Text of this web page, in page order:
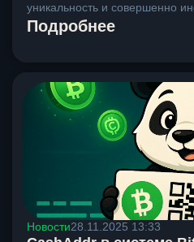
уникальность и совершенно
Подробнее
Новости28.11.2025 13:33